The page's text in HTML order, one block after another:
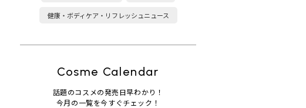
健康・ボディケア・リフレッシュニュース
Cosme Calendar
話題のコスメの発売日早わかり！
今月の一覧を今すぐチェック！